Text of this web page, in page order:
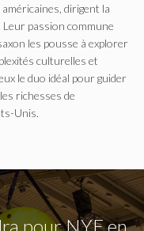
dirigent la
passion commune
les pousse à explorer
culturelles et
le duo idéal pour guider
richesses de
Unis.
pour NYE en